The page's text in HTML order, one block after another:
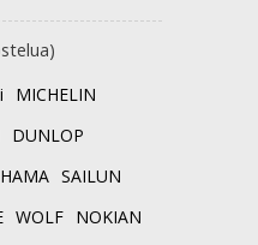
MICHELIN
DUNLOP
SAILUN
WOLF NOKIAN